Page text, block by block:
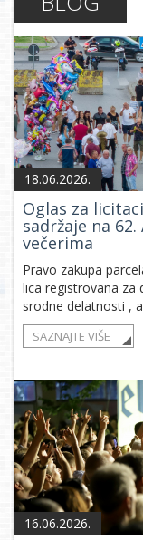
18.06.2026.
Oglas za
sadržaje na
večerima
Pravo zakupa
lica registrovana za
srodne delatnosti ,
SAZNAJTE VIŠE
16.06.2026.